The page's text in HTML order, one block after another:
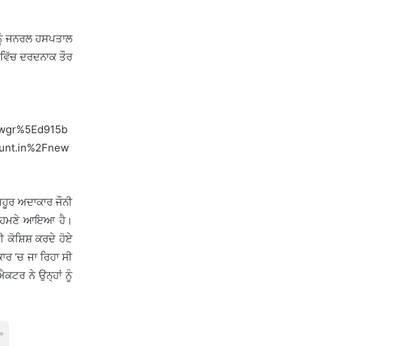
ਜਨਰਲ ਹਸਪਤਾਲ
ਦਰਦਨਾਕ ਤੌਰ
ਅਦਾਕਾਰ ਜੌਨੀ
ਆਇਆ ਹੈ।
ਕੋਸ਼ਿਸ਼ ਕਰਦੇ ਹੋਏ
‘ਚ ਜਾ ਰਿਹਾ ਸੀ
ਨੇ ਉਨ੍ਹਾਂ ਨੂੰ